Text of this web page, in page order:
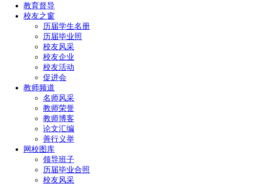
教育督导
校友之窗
历届学生名册
历届毕业照
校友风采
校友企业
校友活动
促进会
教师频道
名师风采
教师荣誉
教师博客
论文汇编
善行义举
网校图库
领导班子
历届毕业合照
校友风采